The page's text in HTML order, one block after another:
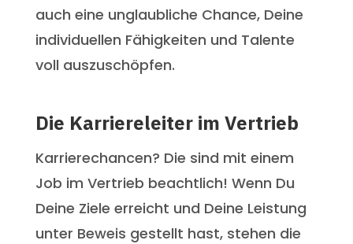
auch eine unglaubliche Chance, Deine
individuellen Fähigkeiten und Talente
voll auszuschöpfen.
Die Karriereleiter im Vertrieb
Karrierechancen? Die sind mit einem
Job im Vertrieb beachtlich! Wenn Du
Deine Ziele erreicht und Deine Leistung
unter Beweis gestellt hast, stehen die